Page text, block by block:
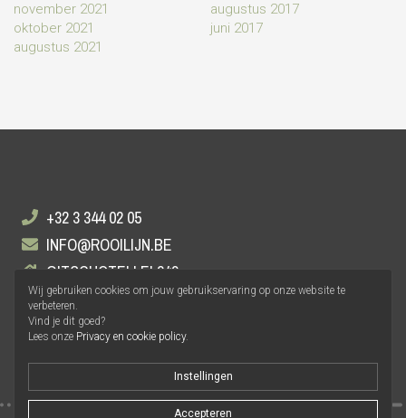
november 2021
oktober 2021
augustus 2021
augustus 2017
juni 2017
+32 3 344 02 05
INFO@ROOILIJN.BE
GITSCHOTELLEI 248
2140 ANTWERPEN
Wij gebruiken cookies om jouw gebruikservaring op onze website te
verbeteren.
Vind je dit goed?
Lees onze Privacy en cookie policy.
Instellingen
Accepteren